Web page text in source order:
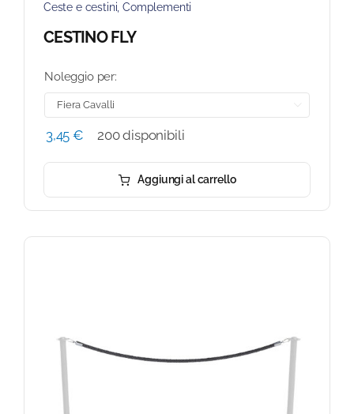
Ceste e cestini ,Complementi
CESTINO FLY
Noleggio per:
3,45€ 200 disponibili
Aggiungi al carrello